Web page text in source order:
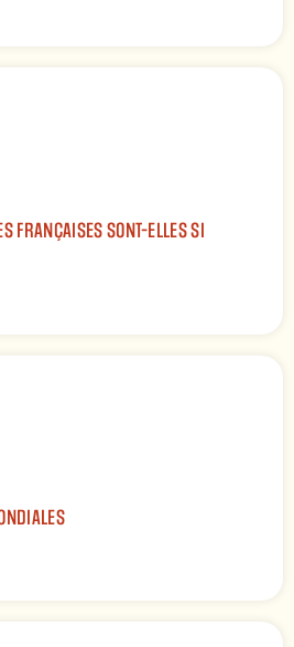
FRANÇAISES SONT-ELLES SI